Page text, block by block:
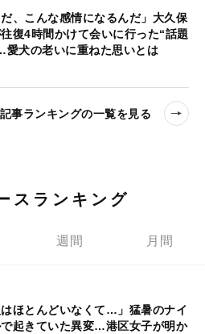
だ、こんな感情になるんだ」大久保
復4時間かけて会いに行った“話題
愛犬の老いに重ねた思いとは
記事ランキングの一覧を見る
スランキング
週間 月間
はほとんどいなくて…」猛暑のナイ
で起きていた異変…港区女子が明か